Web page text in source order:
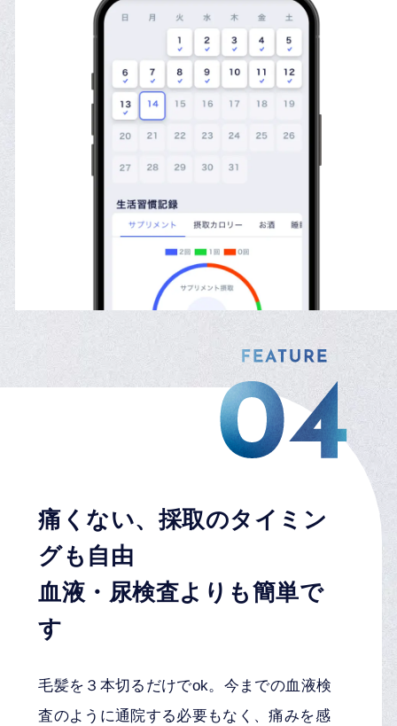
痛くない、採取のタイミン
グも自由
血液・尿検査よりも簡単で
す
毛髪を３本切るだけでok。今までの血液検
査のように通院する必要もなく、痛みを感